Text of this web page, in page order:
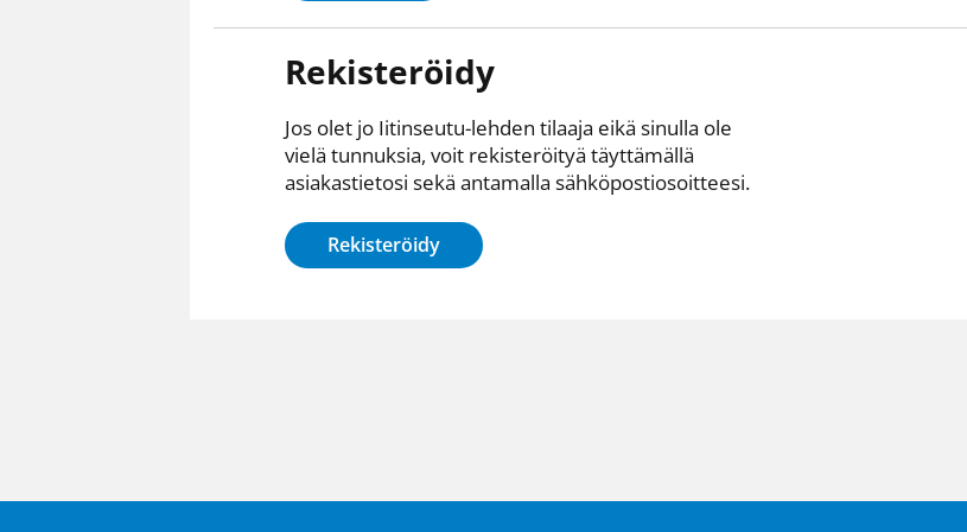
Rekisteröidy
Jos olet jo Iitinseutu-lehden tilaaja eikä sinulla ole
vielä tunnuksia, voit rekisteröityä täyttämällä
asiakastietosi sekä antamalla sähkö­posti­osoitteesi.
Rekisteröidy